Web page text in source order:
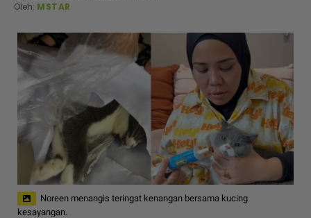
Oleh: MSTAR
Noreen menangis teringat kenangan bersama kucing
kesayangan.